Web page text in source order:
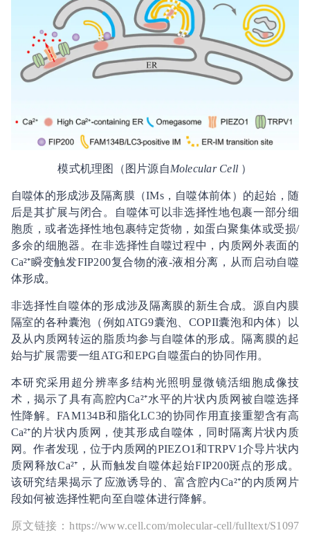
模式机理图（图片源自Molecular Cell ）
自噬体的形成涉及隔离膜（IMs，自噬体前体）的起始，随
后是其扩展与闭合。自噬体可以非选择性地包裹一部分细
胞质，或者选择性地包裹特定货物，如蛋白聚集体或受损/
多余的细胞器。在非选择性自噬过程中，内质网外表面的
Ca²⁺瞬变触发FIP200复合物的液-液相分离，从而启动自噬
体形成。
非选择性自噬体的形成涉及隔离膜的新生合成。源自内膜
隔室的各种囊泡（例如ATG9囊泡、COPII囊泡和内体）以
及从内质网转运的脂质均参与自噬体的形成。隔离膜的起
始与扩展需要一组ATG和EPG自噬蛋白的协同作用。
本研究采用超分辨率多结构光照明显微镜活细胞成像技
术，揭示了具有高腔内Ca²⁺水平的片状内质网被自噬选择
性降解。FAM134B和脂化LC3的协同作用直接重塑含有高
Ca²⁺的片状内质网，使其形成自噬体，同时隔离片状内质
网。作者发现，位于内质网的PIEZO1和TRPV1介导片状内
质网释放Ca²⁺，从而触发自噬体起始FIP200斑点的形成。
该研究结果揭示了应激诱导的、富含腔内Ca²⁺的内质网片
段如何被选择性靶向至自噬体进行降解。
原文链接：https://www.cell.com/molecular-cell/fulltext/S1097